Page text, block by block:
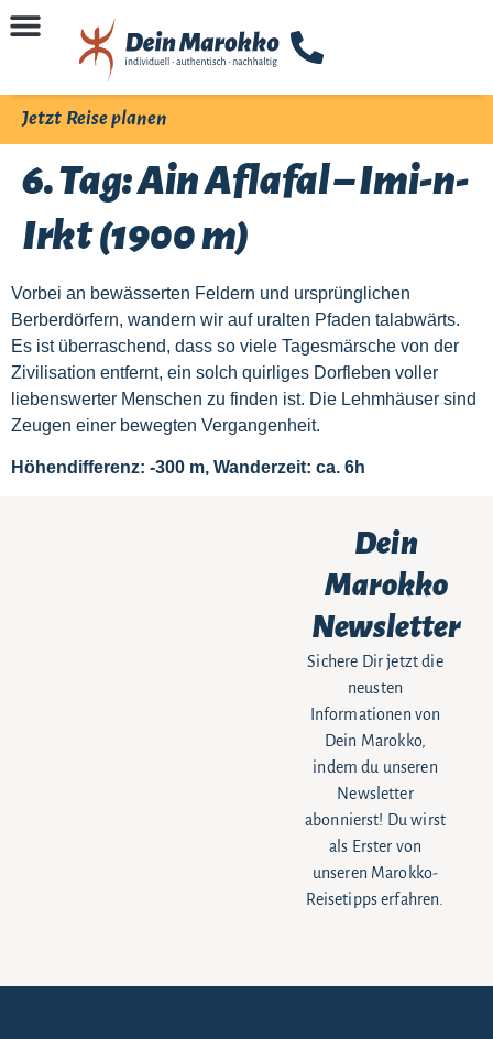
Jetzt Reise planen
6. Tag: Ain Aflafal – Imi-n-
Irkt (1900 m)
Vorbei an bewässerten Feldern und ursprünglichen
Berberdörfern, wandern wir auf uralten Pfaden talabwärts.
Es ist überraschend, dass so viele Tagesmärsche von der
Zivilisation entfernt, ein solch quirliges Dorfleben voller
liebenswerter Menschen zu finden ist. Die Lehmhäuser sind
Zeugen einer bewegten Vergangenheit.
Höhendifferenz: -300 m, Wanderzeit: ca. 6h
Dein
Marokko
Newsletter
Sichere Dir jetzt die
neusten
Informationen von
Dein Marokko,
indem du unseren
Newsletter
abonnierst! Du wirst
als Erster von
unseren Marokko-
Reisetipps erfahren.